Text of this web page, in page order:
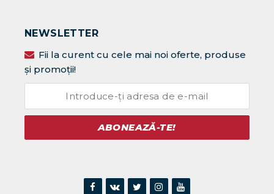
NEWSLETTER
Fii la curent cu cele mai noi oferte, produse
și promoții!
ABONEAZĂ-TE!